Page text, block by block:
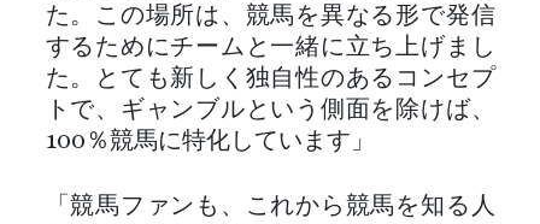
た。この場所は、競馬を異なる形で発信
するためにチームと一緒に立ち上げまし
た。とても新しく独自性のあるコンセプ
トで、ギャンブルという側面を除けば、
100％競馬に特化しています」
「競馬ファンも、これから競馬を知る人